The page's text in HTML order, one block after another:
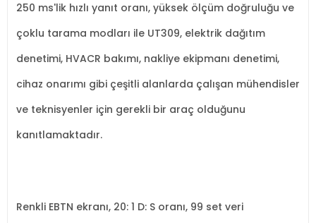
250 ms'lik hızlı yanıt oranı, yüksek ölçüm doğruluğu ve
çoklu tarama modları ile UT309, elektrik dağıtım
denetimi, HVACR bakımı, nakliye ekipmanı denetimi,
cihaz onarımı gibi çeşitli alanlarda çalışan mühendisler
ve teknisyenler için gerekli bir araç olduğunu
kanıtlamaktadır.
Renkli EBTN ekranı, 20: 1 D: S oranı, 99 set veri